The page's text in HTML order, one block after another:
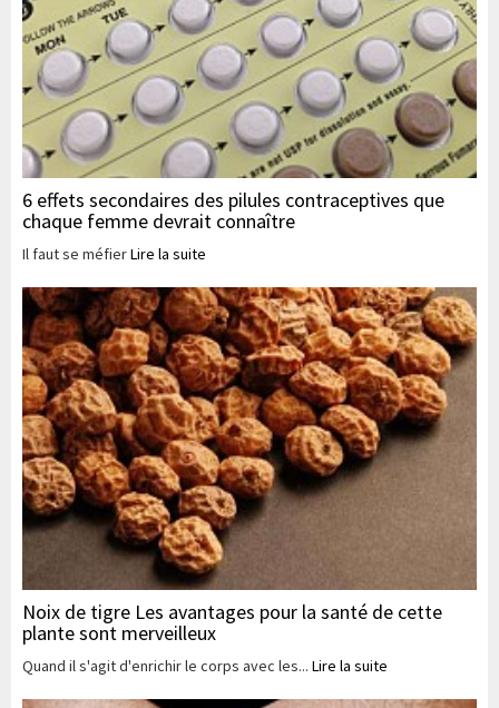
6 effets secondaires des pilules contraceptives que
chaque femme devrait connaître
Il faut se méfierLire la suite
Noix de tigre Les avantages pour la santé de cette
plante sont merveilleux
Quand il s'agit d'enrichir le corps avec les... Lire la suite